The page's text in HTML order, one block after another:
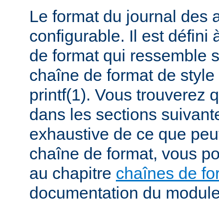
Le format du journal des
configurable. Il est défini
de format qui ressemble
chaîne de format de
printf(1). Vous trouverez
dans les sections
exhaustive de ce que
chaîne de format, vous
au chapitre chaînes de
documentation du